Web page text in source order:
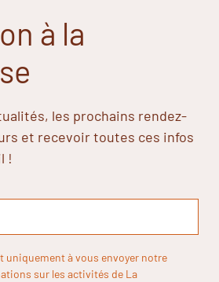
à la
les prochains rendez-
et recevoir toutes ces infos
!
uniquement à vous envoyer notre
sur les activités de La